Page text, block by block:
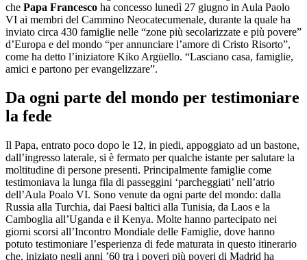
che Papa Francesco ha concesso lunedì 27 giugno in Aula Paolo
VI ai membri del Cammino Neocatecumenale, durante la quale ha
inviato circa 430 famiglie nelle “zone più secolarizzate e più povere”
d’Europa e del mondo “per annunciare l’amore di Cristo Risorto”,
come ha detto l’iniziatore Kiko Argüello. “Lasciano casa, famiglie,
amici e partono per evangelizzare”.
Da ogni parte del mondo per testimoniare
la fede
Il Papa, entrato poco dopo le 12, in piedi, appoggiato ad un bastone,
dall’ingresso laterale, si è fermato per qualche istante per salutare la
moltitudine di persone presenti. Principalmente famiglie come
testimoniava la lunga fila di passeggini ‘parcheggiati’ nell’atrio
dell’Aula Poalo VI. Sono venute da ogni parte del mondo: dalla
Russia alla Turchia, dai Paesi baltici alla Tunisia, da Laos e la
Camboglia all’Uganda e il Kenya. Molte hanno partecipato nei
giorni scorsi all’Incontro Mondiale delle Famiglie, dove hanno
potuto testimoniare l’esperienza di fede maturata in questo itinerario
che, iniziato negli anni ’60 tra i poveri più poveri di Madrid ha